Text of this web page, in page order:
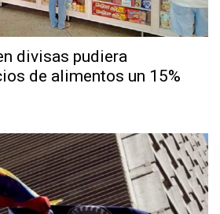
divisas pudiera
de alimentos un 15%